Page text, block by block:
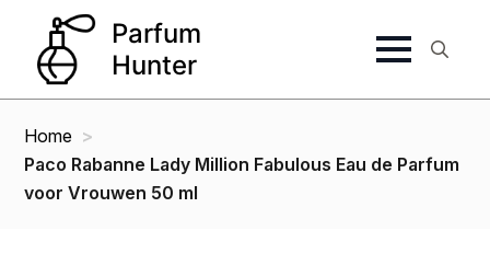
Home
Paco Rabanne Lady Million Fabulous Eau de Parfum
voor Vrouwen 50 ml